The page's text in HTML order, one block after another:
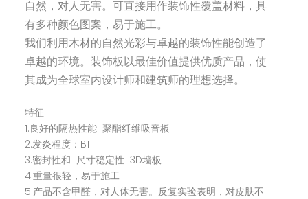
自然，对人无害。可直接用作装饰性覆盖材料，具
有多种颜色图案，易于施工。
我们利用木材的自然光彩与卓越的装饰性能创造了
卓越的环境。装饰板以最佳价值提供优质产品，使
其成为全球室内设计师和建筑师的理想选择。
特征
1.良好的隔热性能 聚酯纤维吸音板
2.发炎程度：B1
3.密封性和 尺寸稳定性 3D墙板
4.重量很轻，易于施工
5.产品不含甲醛，对人体无害。反复实验表明，对皮肤不